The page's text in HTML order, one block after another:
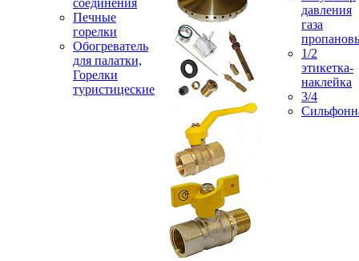
соединения
Печные
горелки
Обогреватель
для палатки,
Горелки
туристицеские
давления
газа
1/2
этикетка-
наклейка
3/4